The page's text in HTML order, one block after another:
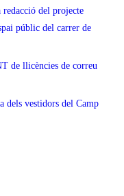
redacció del projecte
públic del carrer de
de llicències de correu
dels vestidors del Camp